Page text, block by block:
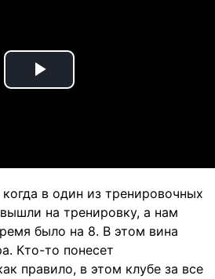
Play
в один из тренировочных
на тренировку, а нам
было на 8. В этом вина
Кто-то понесет
правило, в этом клубе за все